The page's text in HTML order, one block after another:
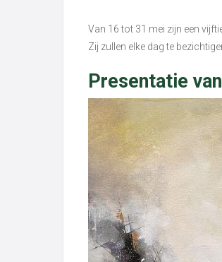
Van 16 tot 31 mei zijn een
Zij zullen elke dag te
Presentatie